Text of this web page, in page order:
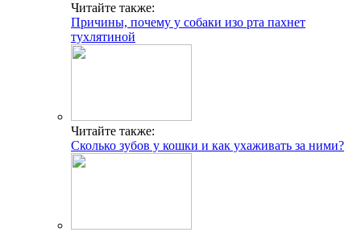
Читайте также:
Причины, почему у собаки изо рта пахнет
тухлятиной
Читайте также:
Сколько зубов у кошки и как ухаживать за ними?